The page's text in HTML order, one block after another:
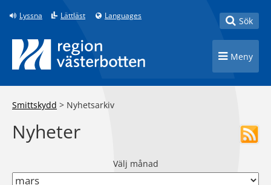
Till innehåll på sidan
Lyssna Lättläst Languages Toggle
Sök
Toggle
Meny
Smittskydd > Nyhetsarkiv
Nyheter
Välj månad